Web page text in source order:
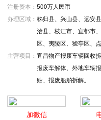
注册资本： 500万人民币
办理区域： 秭归县、兴山县、远安
治县、枝江市、宜都市
区、夷陵区、猇亭区、
主营项目： 宜昌物产报废车辆回收
报废车解体、外地车辆
贴、报废船舶拆解。
加微信